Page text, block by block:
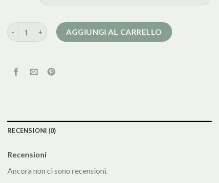
cappotto mango donna quantitàAGGIUNGI AL CARRELLO
RECENSIONI (0)
Recensioni
Ancora non ci sono recensioni.